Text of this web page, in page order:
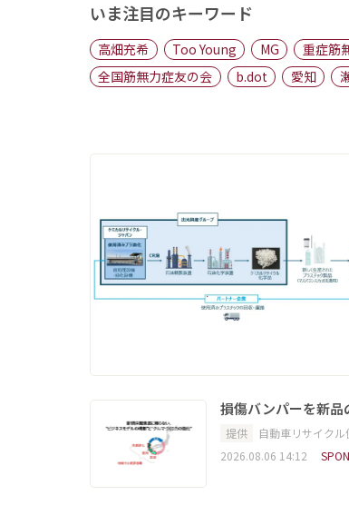
いま注目のキーワード
高畑充希 Too Young MG 重症筋
全国筋無力症友の会
b.dot 愛知
損傷バンパーを新
提供
自動車リサイク
2026.08.06 14:12